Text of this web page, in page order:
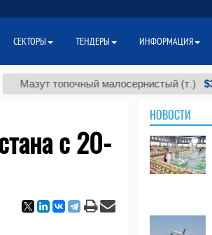
топочный малосернистый (т.) $300
с 20-
НОВОСТИ
СЕКТОРЫ ТЕНДЕРЫ ИНФОРМАЦИЯ